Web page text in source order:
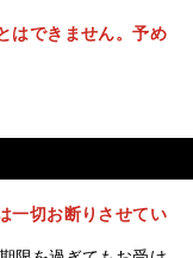
はできません。予め
一切お断りさせてい